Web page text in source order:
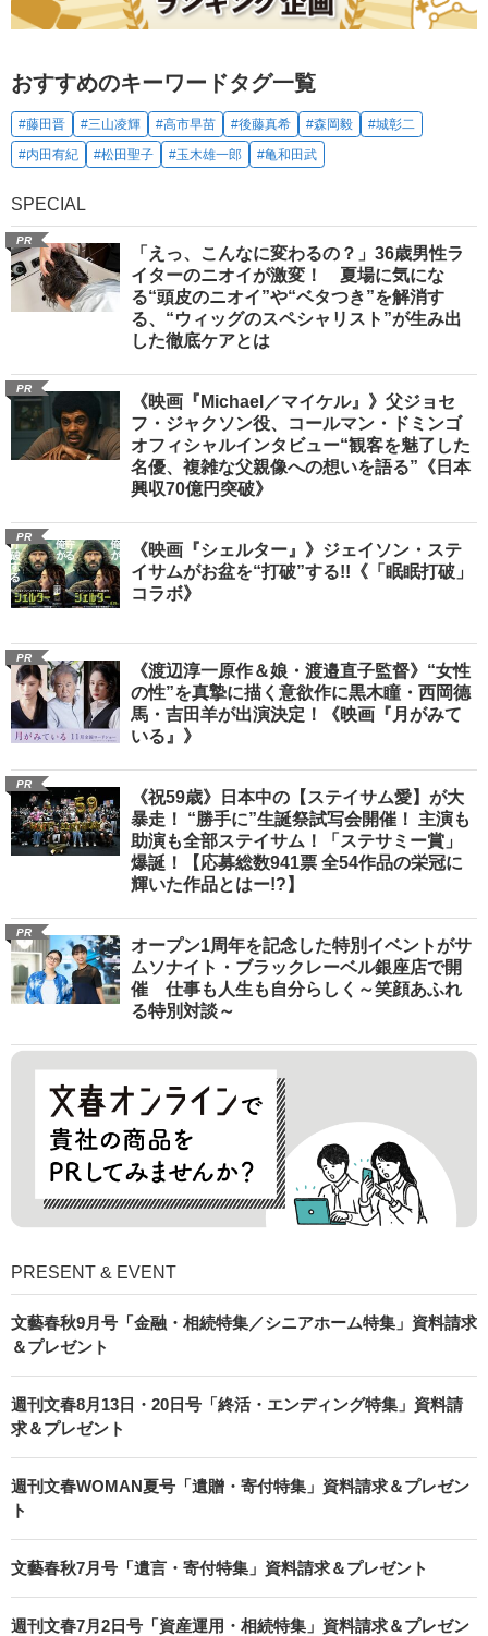
おすすめのキーワードタグ一覧
#藤田晋 #三山凌輝 #高市早苗 #後藤真希 #森岡毅
#城彰二
#内田有紀
#松田聖子 #玉木雄一郎 #亀和田武
SPECIAL
PR
「えっ、こんなに変わるの？」36歳男性ラ
イターのニオイが激変！ 夏場に気にな
る“頭皮のニオイ”や“ベタつき”を解消す
る、“ウィッグのスペシャリスト”が生み出
した徹底ケアとは
PR
《映画『Michael／マイケル』》父ジョセ
フ・ジャクソン役、コールマン・ドミンゴ
オフィシャルインタビュー“観客を魅了した
名優、複雑な父親像への想いを語る”《日本
興収70億円突破》
PR
《映画『シェルター』》ジェイソン・ステ
イサムがお盆を“打破”する!!《「眠眠打破」
コラボ》
PR
《渡辺淳一原作＆娘・渡邉直子監督》“女性
の性”を真摯に描く意欲作に黒木瞳・西岡德
馬・吉田羊が出演決定！《映画『月がみて
いる』》
PR
《祝59歳》日本中の【ステイサム愛】が大
暴走！ “勝手に”生誕祭試写会開催！ 主演も
助演も全部ステイサム！「ステサミー賞」
爆誕！【応募総数941票 全54作品の栄冠に
輝いた作品とはー!?】
PR
オープン1周年を記念した特別イベントがサ
ムソナイト・ブラックレーベル銀座店で開
催 仕事も人生も自分らしく～笑顔あふれ
る特別対談～
PRESENT & EVENT
文藝春秋9月号「金融・相続特集／シニアホーム特集」資料請求
＆プレゼント
週刊文春8月13日・20日号「終活・エンディング特集」資料請
求＆プレゼント
週刊文春WOMAN夏号「遺贈・寄付特集」資料請求＆プレゼン
ト
文藝春秋7月号「遺言・寄付特集」資料請求＆プレゼント
週刊文春7月2日号「資産運用・相続特集」資料請求＆プレゼン